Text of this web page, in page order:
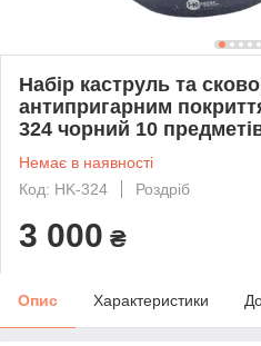
Набір каструль та
антипригарним
324 чорний 10
Немає в наявності
Код: HK-324
Роздріб
3 000 ₴
Опис Характеристики